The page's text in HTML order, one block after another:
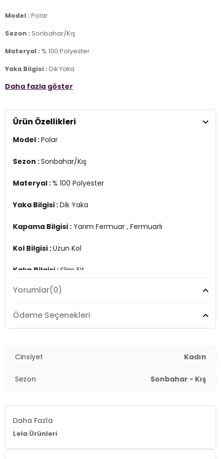
Model : Polar
Sezon : Sonbahar/Kış
Materyal : % 100 Polyester
Yaka Bilgisi : Dik Yaka
Kapama Bilgisi :Yarım Fermuar , Fermuarlı
Kalıp Bilgisi :Slim Fit
Üretim Yeri : Türkiye
Daha fazla göster
Ürün Özellikleri
Model :Polar
Sezon :Sonbahar/Kış
Materyal :% 100 Polyester
Yaka Bilgisi :Dik Yaka
Kapama Bilgisi : Yarım Fermuar , Fermuarlı
Kol Bilgisi :Uzun Kol
Kalıp Bilgisi :Slim Fit
Üretim Yeri :Türkiye
Yorumlar(0)
Ödeme Seçenekleri
Cinsiyet Kadın
Sezon Sonbahar - Kış
Daha Fazla
Lela Ürünleri